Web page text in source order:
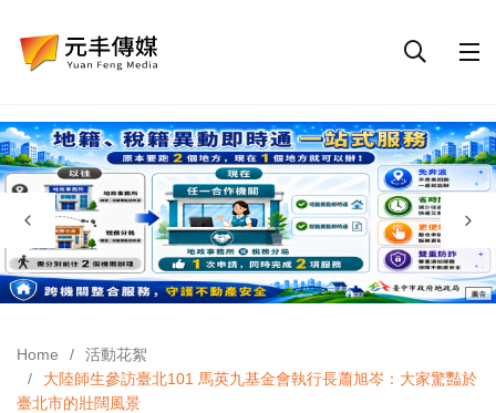
Home
活動花絮
大陸師生參訪臺北101 馬英九基金會執行長蕭旭岑：大家驚豔於
臺北市的壯闊風景